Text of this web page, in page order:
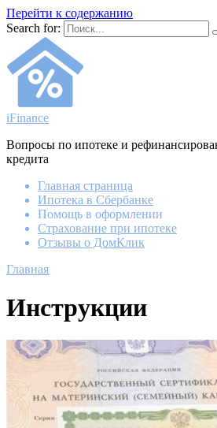
Перейти к содержанию
Search for:
iFinance
Вопросы по ипотеке и
кредита
Главная страница
Ипотека в Сбербанке
Помощь в оформлении
Страхование при ипотеке
Отзывы о ДомКлик
Главная
Инструкции